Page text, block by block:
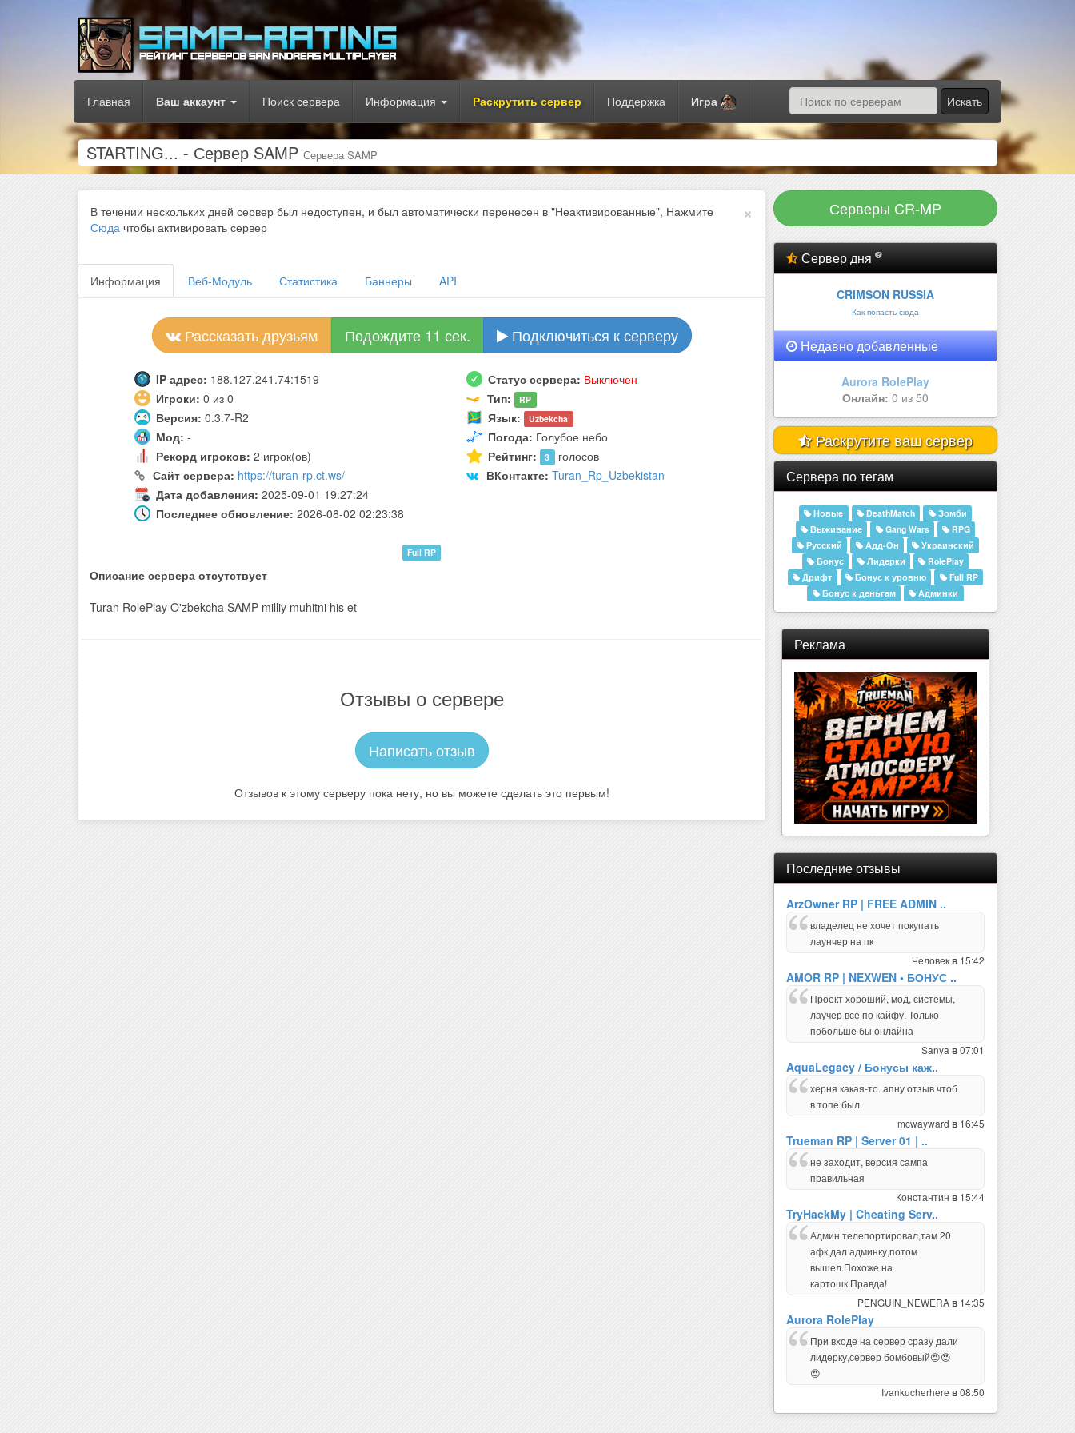
Главная Ваш аккаунт Поиск сервера Информация Раскрутить сервер Поддержка Игра Искать
STARTING... - Сервер SAMP Сервера SAMP
×
В течении нескольких дней сервер был недоступен, и был автоматически перенесен в "Неактивированные", Нажмите
Сюда чтобы активировать сервер
Информация Веб-Модуль Статистика Баннеры API
Рассказать друзьям Подождите 10 сек. Подключиться к серверу
IP адрес: 188.127.241.74:1519 Статус сервера: Выключен
Игроки: 0 из 0 Тип: RP
Версия: 0.3.7-R2 Язык: Uzbekcha
Мод: - Погода: Голубое небо
Рекорд игроков: 2 игрок(ов) Рейтинг: 3 голосов
Сайт сервера: https://turan-rp.ct.ws/ ВКонтакте: Turan_Rp_Uzbekistan
Дата добавления: 2025-09-01 19:27:24
Последнее обновление: 2026-08-02 02:23:38
Full RP
Описание сервера отсутствует
Turan RolePlay O'zbekcha SAMP milliy muhitni his et
Отзывы о сервере
Написать отзыв
Отзывов к этому серверу пока нету, но вы можете сделать это первым!
Серверы CR-MP
Сервер дня
CRIMSON RUSSIA
Как попасть сюда
Недавно добавленные
Trueman RP | Server 01 | TRUEM..
Онлайн:945 из 1000
Раскрутите ваш сервер
Сервера по тегам
Новые DeathMatch
Зомби
Выживание
Gang Wars
RPG
Русский
Адд-Он
Украинский
Бонус
Лидерки
RolePlay
Дрифт
Бонус к уровню
Full RP
Бонус к деньгам
Админки
Реклама
Последние отзывы
ArzOwner RP | FREE ADMIN ..
владелец не хочет покупать
лаунчер на пк
Человекв 15:42
AMOR RP | NEXWEN • БОНУС ..
Проект хороший, мод, системы,
лаучер все по кайфу. Только
побольше бы онлайна
Sanya в07:01
AquaLegacy / Бонусы каж..
херня какая-то. апну отзыв чтоб
в топе был
mcwayward в 16:45
Trueman RP | Server 01 | ..
не заходит, версия сампа
правильная
Константин в 15:44
TryHackMy | Cheating Serv..
Админ телепортировал,там 20
афк,дал админку,потом
вышел.Похоже на
картошк.Правда!
PENGUIN_NEWERAв 14:35
Aurora RolePlay
При входе на сервер сразу дали
лидерку,сервер бомбовый😍😍
😍
Ivankucherhere в08:50